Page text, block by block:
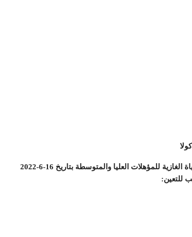
للمؤهلات العليا والمتوسطة بتاريخ 16-6-2022
للتعين: